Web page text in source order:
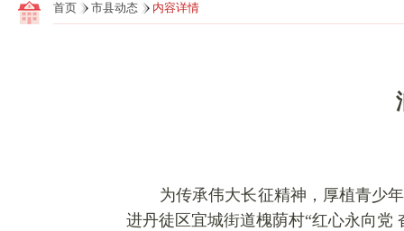
首页 市县动态 内容详情
为传承伟大长征精神，厚植青少
进丹徒区宜城街道槐荫村“红心永向党